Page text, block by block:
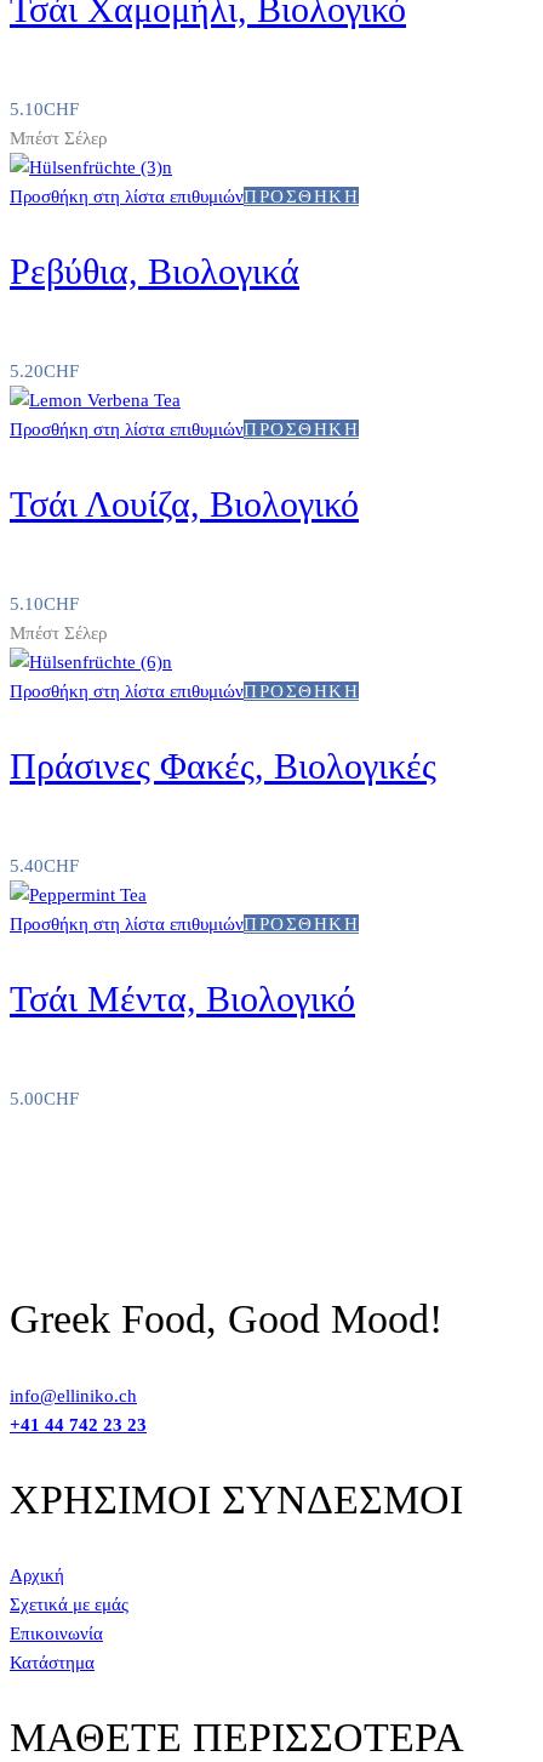
Τσάι Χαμομήλι, Βιολογικό
5.10CHF
Μπέστ Σέλερ
Προσθήκη στη λίστα επιθυμιώνΠΡΟΣΘΉΚΗ
Ρεβύθια, Βιολογικά
5.20CHF
Προσθήκη στη λίστα επιθυμιώνΠΡΟΣΘΉΚΗ
Τσάι Λουίζα, Βιολογικό
5.10CHF
Μπέστ Σέλερ
Προσθήκη στη λίστα επιθυμιώνΠΡΟΣΘΉΚΗ
Πράσινες Φακές, Βιολογικές
5.40CHF
Προσθήκη στη λίστα επιθυμιώνΠΡΟΣΘΉΚΗ
Τσάι Μέντα, Βιολογικό
5.00CHF
Greek Food, Good Mood!
info@elliniko.ch
+41 44 742 23 23
ΧΡΗΣΙΜΟΙ ΣΥΝΔΕΣΜΟΙ
Αρχική
Σχετικά με εμάς
Επικοινωνία
Κατάστημα
ΜΑΘΕΤΕ ΠΕΡΙΣΣΟΤΕΡΑ